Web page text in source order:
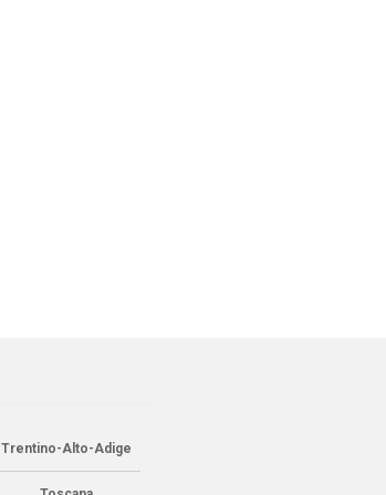
Trentino-Alto-Adige